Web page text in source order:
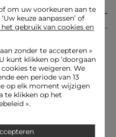
denim jurk past perfect bij
chic uitstraling, aangevuld
jurken Jurken
Washed Denim Vrouw
om uw voorkeuren aan te
keuze aanpassen’ of
gebruik van cookies en
zonder te accepteren»
kunt klikken op ‘doorgaan
te weigeren. We
een periode van 13
op elk moment wijzigen
te klikken op het
».